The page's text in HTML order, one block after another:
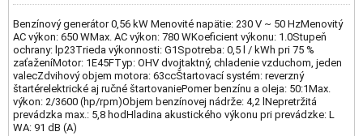
Benzínový generátor 0,56 kW Menovité napätie: 230 V ~ 50 HzMenovitý
AC výkon: 650 WMax. AC výkon: 780 WKoeficient výkonu: 1.0Stupeň
ochrany: lp23Trieda výkonnosti: G1Spotreba: 0,5 l / kWh pri 75 %
zaťaženíMotor: 1E45FTyp: OHV dvojtaktný, chladenie vzduchom, jeden
valecZdvihový objem motora: 63ccŠtartovací systém: reverzný
štartérelektrické aj ručné štartovaniePomer benzínu a oleja: 50:1Max.
výkon: 2/3600 (hp/rpm)Objem benzínovej nádrže: 4,2 lNepretržitá
prevádzka max.: 5,8 hodHladina akustického výkonu pri prevádzke: L
WA: 91 dB (A)